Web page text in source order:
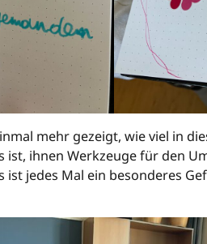
mehr gezeigt, wie viel in
ist, ihnen Werkzeuge für den
ist jedes Mal ein besonderes